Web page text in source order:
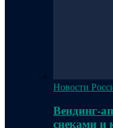
Новости
Вендинг-
снеками и